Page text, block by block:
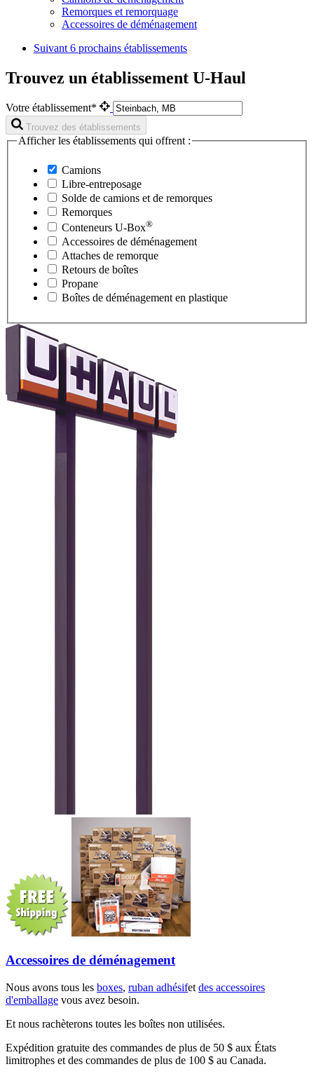
Remorques et remorquage
Accessoires de déménagement
Suivant 6 prochains établissements
Trouvez un établissement U-Haul
Votre établissement*
Trouvez des établissements
Afficher les établissements qui offrent :
Camions
Libre-entreposage
Solde de camions et de remorques
Remorques
Conteneurs U-Box®
Accessoires de déménagement
Attaches de remorque
Retours de boîtes
Propane
Boîtes de déménagement en plastique
Accessoires de déménagement
Nous avons tous les boxes, ruban adhésifet des accessoires
d'emballage vous avez besoin.
Et nous rachèterons toutes les boîtes non utilisées.
Expédition gratuite des commandes de plus de 50 $ aux États
limitrophes et des commandes de plus de 100 $ au Canada.